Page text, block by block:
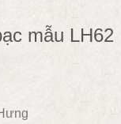
mẫu LH62